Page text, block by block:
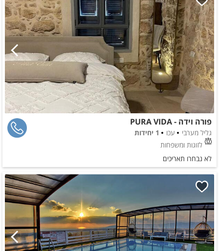
פורה וידה - PURA VIDA
גליל מערבי עכו
1 יחידות
לזוגות ומשפחות
לא נבחרו תאריכים